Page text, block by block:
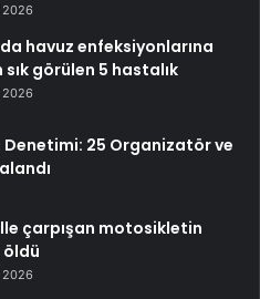
2026
havuz enfeksiyonlarına
sık görülen 5 hastalık
2026
Denetimi: 25 Organizatör ve
çarpışan motosikletin
öldü
2026